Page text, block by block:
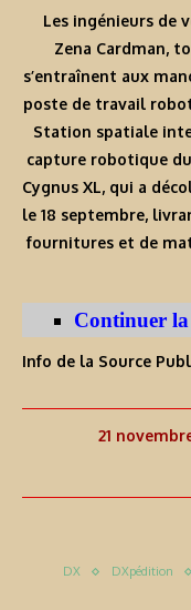
Les ingénieurs de
Zena Cardman,
s’entraînent aux
poste de travail
Station spatiale
capture robotique
Cygnus XL, qui a
le 18 septembre,
fournitures et de
Continuer
Info de la Source
21
DX DXpédition